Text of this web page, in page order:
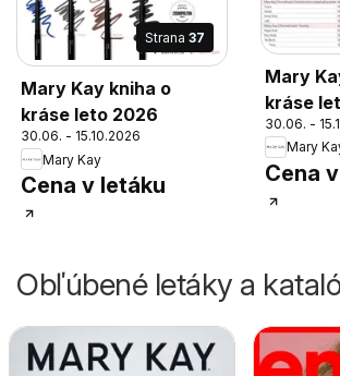
Strana 37
Mary Kay kniha o
kráse leto 2026
30.06. - 15.10.2026
Mary Kay
Cena v letáku
Mary
kráse
30.06. -
Mary
Cena
Obľúbené letáky a